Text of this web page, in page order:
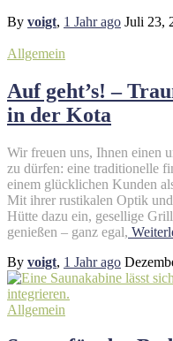
By voigt, 1 Jahrago Juli 23,
Allgemein
Auf geht’s! –
in der Kota
Wir freuen uns, Ihnen einen
zu dürfen: eine traditionelle
einem glücklichen Kunden
Mit ihrer rustikalen Optik
Hütte dazu ein, gesellige
genießen – ganz egal,
By voigt, 1 Jahrago
Allgemein